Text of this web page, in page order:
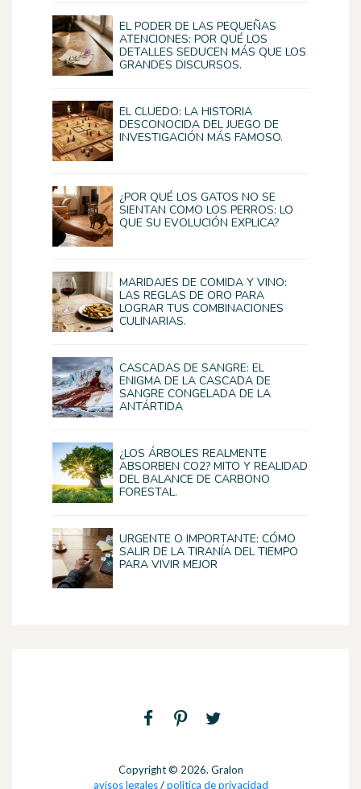
EL PODER DE LAS PEQUEÑAS
ATENCIONES: POR QUÉ LOS
DETALLES SEDUCEN MÁS QUE LOS
GRANDES DISCURSOS.
EL CLUEDO: LA HISTORIA
DESCONOCIDA DEL JUEGO DE
INVESTIGACIÓN MÁS FAMOSO.
¿POR QUÉ LOS GATOS NO SE
SIENTAN COMO LOS PERROS: LO
QUE SU EVOLUCIÓN EXPLICA?
MARIDAJES DE COMIDA Y VINO:
LAS REGLAS DE ORO PARA
LOGRAR TUS COMBINACIONES
CULINARIAS.
CASCADAS DE SANGRE: EL
ENIGMA DE LA CASCADA DE
SANGRE CONGELADA DE LA
ANTÁRTIDA
¿LOS ÁRBOLES REALMENTE
ABSORBEN CO2? MITO Y REALIDAD
DEL BALANCE DE CARBONO
FORESTAL.
URGENTE O IMPORTANTE: CÓMO
SALIR DE LA TIRANÍA DEL TIEMPO
PARA VIVIR MEJOR
Copyright © 2026. Gralon
avisos legales/politica de privacidad